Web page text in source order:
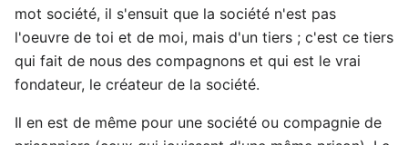
mot société, il s'ensuit que la société n'est pas
l'oeuvre de toi et de moi, mais d'un tiers ; c'est ce tiers
qui fait de nous des compagnons et qui est le vrai
fondateur, le créateur de la société.
Il en est de même pour une société ou compagnie de